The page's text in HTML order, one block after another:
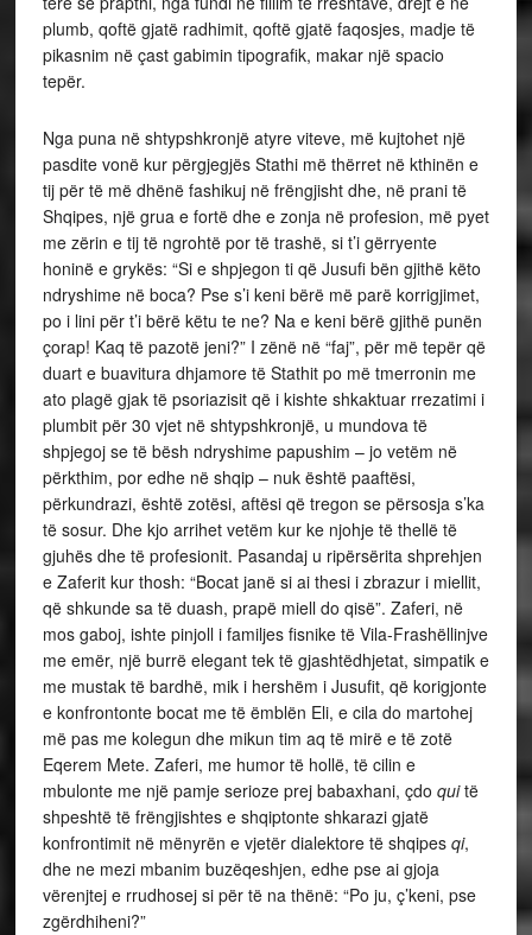
plumb, qoftë gjatë radhimit, qoftë gjatë faqosjes, madje të
pikasnim në çast gabimin tipografik, makar një spacio
tepër.
Nga puna në shtypshkronjë atyre viteve, më kujtohet një
pasdite vonë kur përgjegjës Stathi më thërret në kthinën e
tij për të më dhënë fashikuj në frëngjisht dhe, në prani të
Shqipes, një grua e fortë dhe e zonja në profesion, më pyet
me zërin e tij të ngrohtë por të trashë, si t’i gërryente
honinë e grykës: “Si e shpjegon ti që Jusufi bën gjithë këto
ndryshime në boca? Pse s’i keni bërë më parë korrigjimet,
po i lini për t’i bërë këtu te ne? Na e keni bërë gjithë punën
çorap! Kaq të pazotë jeni?” I zënë në “faj”, për më tepër që
duart e buavitura dhjamore të Stathit po më tmerronin me
ato plagë gjak të psoriazisit që i kishte shkaktuar rrezatimi i
plumbit për 30 vjet në shtypshkronjë, u mundova të
shpjegoj se të bësh ndryshime papushim – jo vetëm në
përkthim, por edhe në shqip – nuk është paaftësi,
përkundrazi, është zotësi, aftësi që tregon se përsosja s’ka
të sosur. Dhe kjo arrihet vetëm kur ke njohje të thellë të
gjuhës dhe të profesionit. Pasandaj u ripërsërita shprehjen
e Zaferit kur thosh: “Bocat janë si ai thesi i zbrazur i miellit,
që shkunde sa të duash, prapë miell do qisë”. Zaferi, në
mos gaboj, ishte pinjoll i familjes fisnike të Vila-Frashëllinjve
me emër, një burrë elegant tek të gjashtëdhjetat, simpatik e
me mustak të bardhë, mik i hershëm i Jusufit, që korigjonte
e konfrontonte bocat me të ëmblën Eli, e cila do martohej
më pas me kolegun dhe mikun tim aq të mirë e të zotë
Eqerem Mete. Zaferi, me humor të hollë, të cilin e
mbulonte me një pamje serioze prej babaxhani, çdo quitë
shpeshtë të frëngjishtes e shqiptonte shkarazi gjatë
konfrontimit në mënyrën e vjetër dialektore të shqipes qi,
dhe ne mezi mbanim buzëqeshjen, edhe pse ai gjoja
vërenjtej e rrudhosej si për të na thënë: “Po ju, ç’keni, pse
zgërdhiheni?”